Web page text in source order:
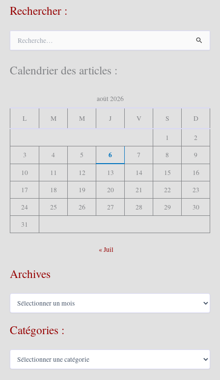
Rechercher :
e
Calendrier des articles :
août 2026
L M M J V S D
1
2
3
4 5 6 7 8
9
10
11 12 13 14 15
16
17
18 19 20 21 22
23
24
25 26 27 28 29
30
31
« Juil
Archives
A
h
s
Catégories :
C